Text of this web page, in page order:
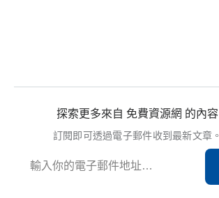
探索更多來自 免費資源網 的內容
訂閱即可透過電子郵件收到最新文章。